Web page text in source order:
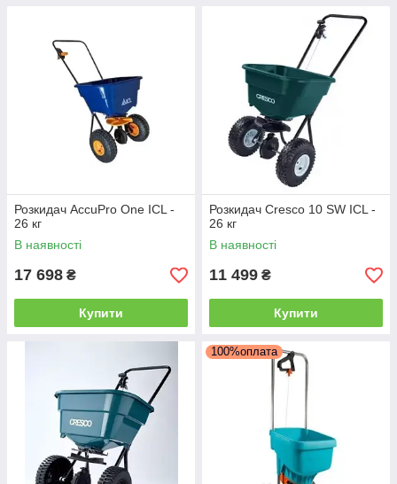
Розкидач AccuPro One ICL -
26 кг
В наявності
17 698 ₴
Купити
Розкидач Cresco 10 SW ICL -
26 кг
В наявності
11 499 ₴
Купити
100%оплата